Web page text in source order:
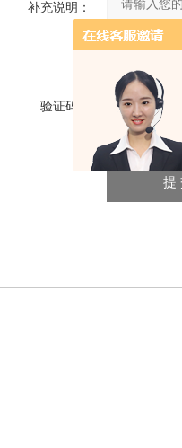
补充说明：
验证码：